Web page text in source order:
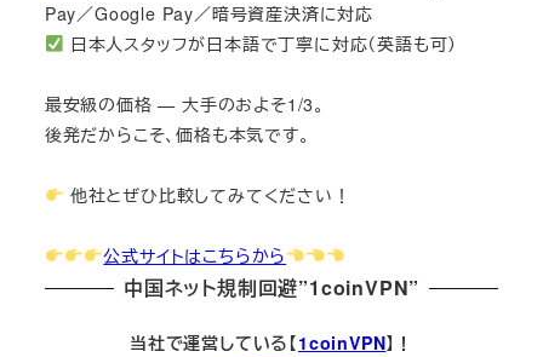
Pay／Google Pay／暗号資産決済に対応
日本人スタッフが日本語で丁寧に対応（英語も可）
最安級の価格 — 大手のおよそ1/3。
後発だからこそ、価格も本気です。
他社とぜひ比較してみてください！
公式サイトはこちらから
中国ネット規制回避”1coinVPN”
当社で運営している【1coinVPN】！